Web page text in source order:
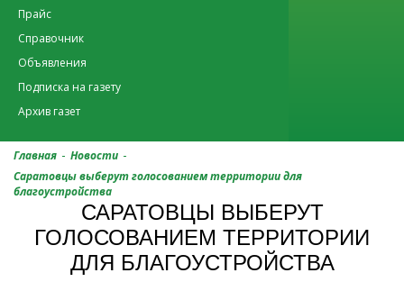
Прайс
Справочник
Объявления
Подписка на газету
Архив газет
Главная - Новости -
Саратовцы выберут голосованием территории для
благоустройства
САРАТОВЦЫ ВЫБЕРУТ
ГОЛОСОВАНИЕМ ТЕРРИТОРИИ
ДЛЯ БЛАГОУСТРОЙСТВА